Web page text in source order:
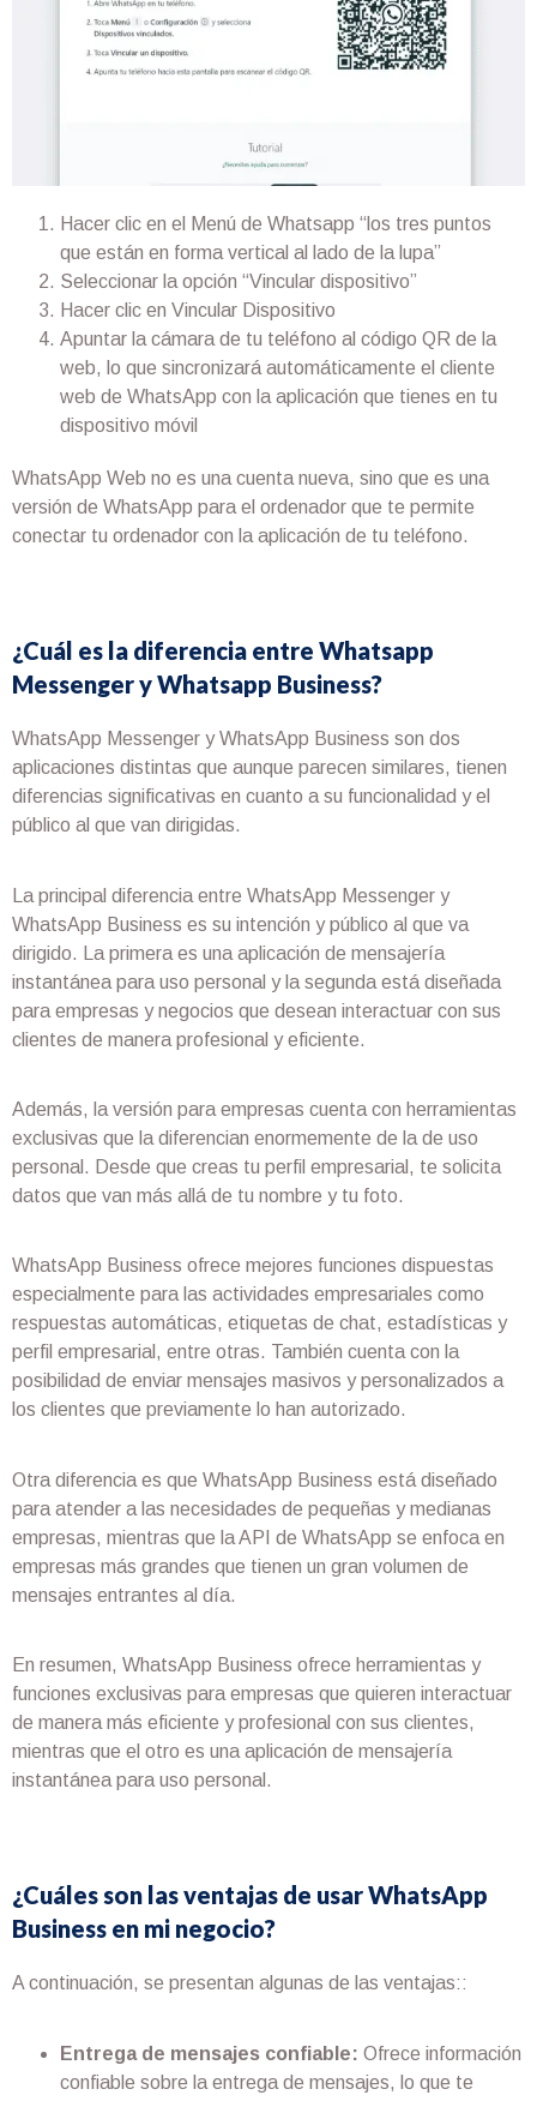
Hacer clic en el Menú de Whatsapp “los tres puntos
que están en forma vertical al lado de la lupa”
Seleccionar la opción “Vincular dispositivo”
Hacer clic en Vincular Dispositivo
Apuntar la cámara de tu teléfono al código QR de la
web, lo que sincronizará automáticamente el cliente
web de WhatsApp con la aplicación que tienes en tu
dispositivo móvil
WhatsApp Web no es una cuenta nueva, sino que es una
versión de WhatsApp para el ordenador que te permite
conectar tu ordenador con la aplicación de tu teléfono.
¿Cuál es la diferencia entre Whatsapp
Messenger y Whatsapp Business?
WhatsApp Messenger y WhatsApp Business son dos
aplicaciones distintas que aunque parecen similares, tienen
diferencias significativas en cuanto a su funcionalidad y el
público al que van dirigidas.
La principal diferencia entre WhatsApp Messenger y
WhatsApp Business es su intención y público al que va
dirigido. La primera es una aplicación de mensajería
instantánea para uso personal y la segunda está diseñada
para empresas y negocios que desean interactuar con sus
clientes de manera profesional y eficiente.
Además, la versión para empresas cuenta con herramientas
exclusivas que la diferencian enormemente de la de uso
personal. Desde que creas tu perfil empresarial, te solicita
datos que van más allá de tu nombre y tu foto.
WhatsApp Business ofrece mejores funciones dispuestas
especialmente para las actividades empresariales como
respuestas automáticas, etiquetas de chat, estadísticas y
perfil empresarial, entre otras. También cuenta con la
posibilidad de enviar mensajes masivos y personalizados a
los clientes que previamente lo han autorizado.
Otra diferencia es que WhatsApp Business está diseñado
para atender a las necesidades de pequeñas y medianas
empresas, mientras que la API de WhatsApp se enfoca en
empresas más grandes que tienen un gran volumen de
mensajes entrantes al día.
En resumen, WhatsApp Business ofrece herramientas y
funciones exclusivas para empresas que quieren interactuar
de manera más eficiente y profesional con sus clientes,
mientras que el otro es una aplicación de mensajería
instantánea para uso personal.
¿Cuáles son las ventajas de usar WhatsApp
Business en mi negocio?
A continuación, se presentan algunas de las ventajas::
Entrega de mensajes confiable: Ofrece información
confiable sobre la entrega de mensajes, lo que te